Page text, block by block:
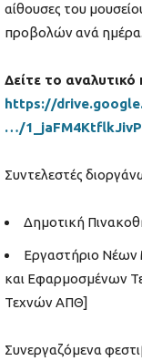
αίθουσες του
προβολών ανά ημέρα.
Δείτε το
https://
…/
Συντελεστές
Δημοτική
Εργαστήριο
και Εφαρμοσμένων
Τεχνών ΑΠΘ]
Συνεργαζόμενα